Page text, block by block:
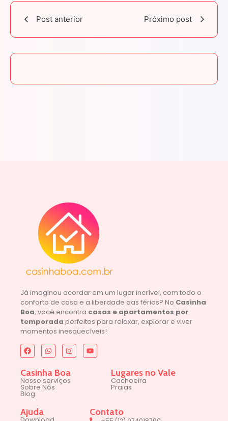
Post anterior Próximo post
Já imaginou acordar em um lugar incrível, com todo o
conforto de casa e a liberdade das férias? No Casinha
Boa, você encontra casas e apartamentos por
temporada perfeitos para relaxar, explorar e viver
momentos inesquecíveis!
Casinha Boa
Nosso serviços
Sobre Nós
Blog
Lugares no Vale
Cachoeira
Praias
Ajuda Contato